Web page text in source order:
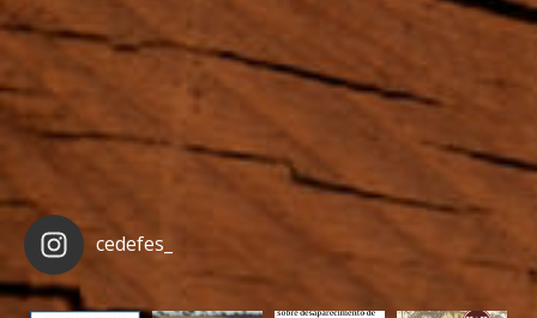
cedefes_